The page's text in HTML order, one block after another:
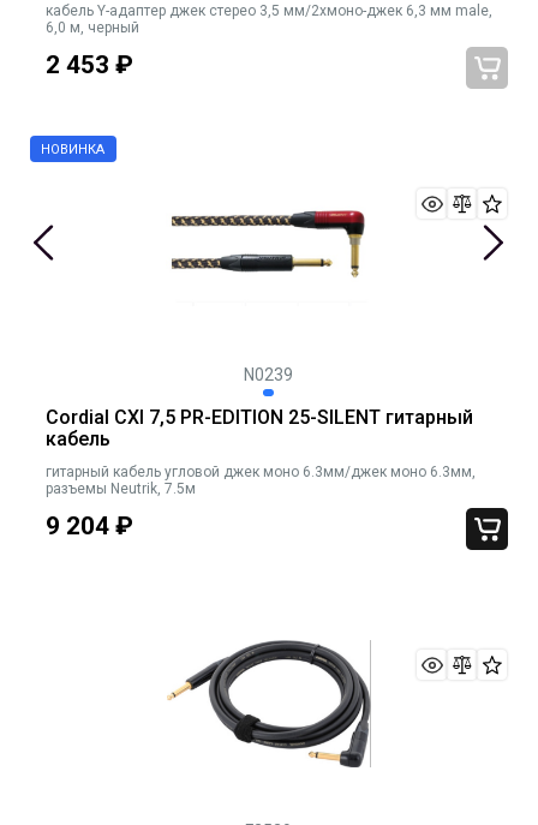
кабель Y-адаптер джек стерео 3,5 мм/2xмоно-джек 6,3 мм male,
6,0 м, черный
2 453 ₽
N0239
Cordial CXI 7,5 PR-EDITION 25-SILENT гитарный
кабель
гитарный кабель угловой джек моно 6.3мм/джек моно 6.3мм,
разъемы Neutrik, 7.5м
9 204 ₽